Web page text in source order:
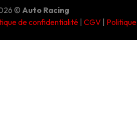
© Auto Racing
de confidentialité| CGV |